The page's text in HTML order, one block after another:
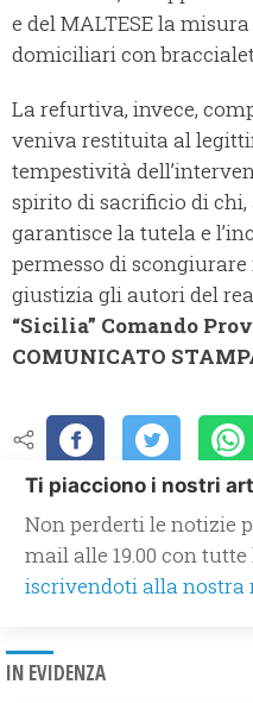
e del MALTESE la
domiciliari con
La refurtiva, invece,
veniva restituita al
tempestività
spirito di sacrificio di
garantisce la tutela e
permesso di
giustizia gli autori del
“Sicilia” Comando
COMUNICATO
Ti piacciono i nostri
Non perderti le notizie
mail alle 19.00 con
iscrivendoti alla nostra
IN EVIDENZA